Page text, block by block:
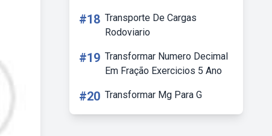
#18 Transporte De Cargas
Rodoviario
#19 Transformar Numero Decimal
Em Fração Exercicios 5 Ano
#20 Transformar Mg Para G